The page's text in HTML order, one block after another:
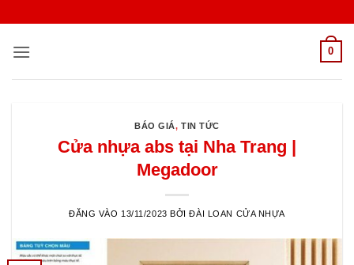
nội
0
BÁO GIÁ,TIN TỨC
Cửa nhựa abs tại Nha Trang |
Megadoor
ĐĂNG VÀO 13/11/2023 BỞIĐÀI LOAN CỬA NHỰA